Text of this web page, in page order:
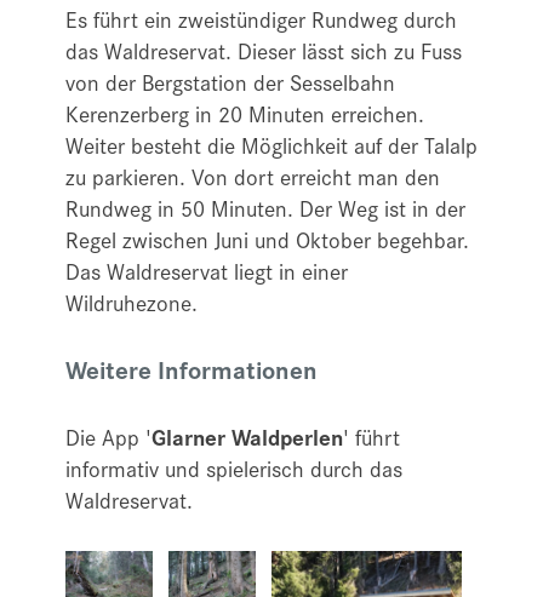
Es führt ein zweistündiger Rundweg durch
das Waldreservat. Dieser lässt sich zu Fuss
von der Bergstation der Sesselbahn
Kerenzerberg in 20 Minuten erreichen.
Weiter besteht die Möglichkeit auf der Talalp
zu parkieren. Von dort erreicht man den
Rundweg in 50 Minuten. Der Weg ist in der
Regel zwischen Juni und Oktober begehbar.
Das Waldreservat liegt in einer
Wildruhezone.
Weitere Informationen
Die App 'Glarner Waldperlen' führt
informativ und spielerisch durch das
Waldreservat.